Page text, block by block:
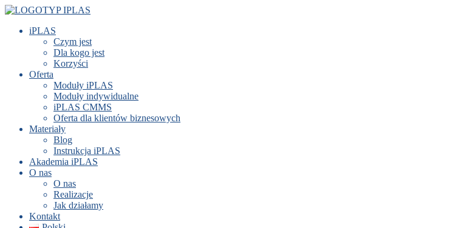
iPLAS
Czym jest
Dla kogo jest
Korzyści
Oferta
Moduły iPLAS
Moduły indywidualne
iPLAS CMMS
Oferta dla klientów biznesowych
Materiały
Blog
Instrukcja iPLAS
Akademia iPLAS
O nas
O nas
Realizacje
Jak działamy
Kontakt